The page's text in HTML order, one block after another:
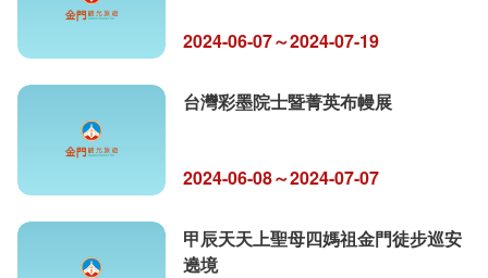
2024-06-07～2024-07-19
台灣彩墨院士暨菁英布幔展
2024-06-08～2024-07-07
甲辰天天上聖母四媽祖金門徒步巡安
遶境